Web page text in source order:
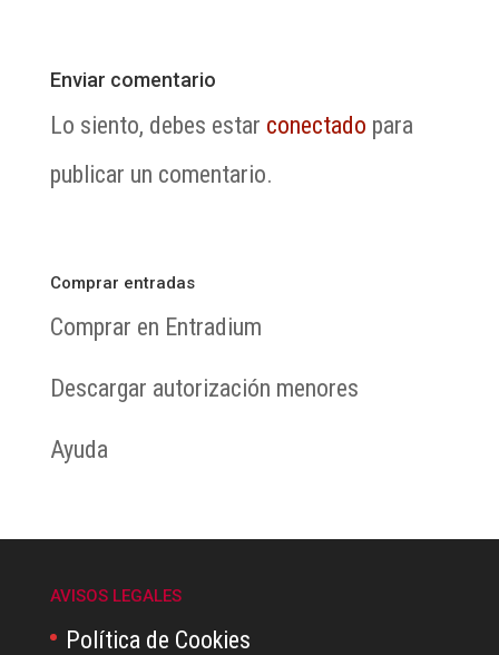
Enviar comentario
Lo siento, debes estar conectado para
publicar un comentario.
Comprar entradas
Comprar en Entradium
Descargar autorización menores
Ayuda
AVISOS LEGALES
Política de Cookies